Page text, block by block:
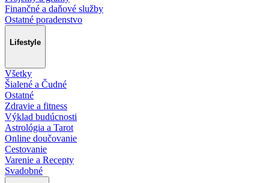
Finančné a daňové služby
Ostatné poradenstvo
Lifestyle
Všetky
Šialené a Čudné
Ostatné
Zdravie a fitness
Výklad budúcnosti
Astrológia a Tarot
Online doučovanie
Cestovanie
Varenie a Recepty
Svadobné